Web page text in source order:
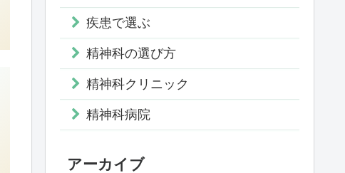
疾患で選ぶ
精神科の選び方
精神科クリニック
精神科病院
アーカイブ